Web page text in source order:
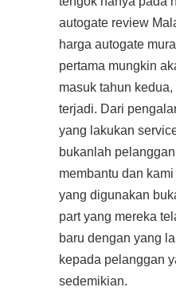
autogate review
harga autogate
pertama mungkin
masuk tahun
terjadi. Dari
yang lakukan
bukanlah
membantu dan
yang digunakan
part yang mereka
baru dengan yang
kepada pelanggan
sedemikian.